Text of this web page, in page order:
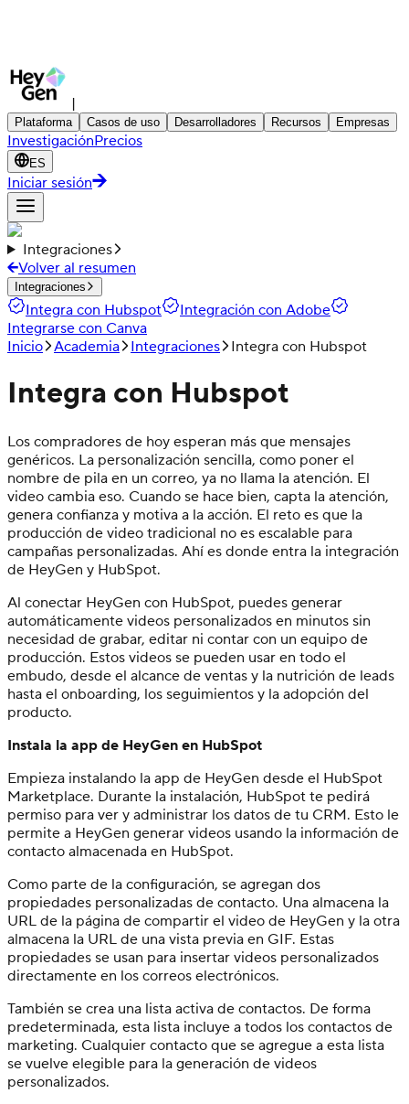
|
Plataforma Casos de uso Desarrolladores Recursos Empresas
InvestigaciónPrecios
ES
Iniciar sesión
Integraciones
Volver al resumen
Integraciones
Integra con Hubspot
Integración con Adobe
Integrarse con Canva
Inicio Academia Integraciones Integra con Hubspot
Integra con Hubspot
Los compradores de hoy esperan más que mensajes
genéricos. La personalización sencilla, como poner el
nombre de pila en un correo, ya no llama la atención. El
video cambia eso. Cuando se hace bien, capta la atención,
genera confianza y motiva a la acción. El reto es que la
producción de video tradicional no es escalable para
campañas personalizadas. Ahí es donde entra la integración
de HeyGen y HubSpot.
Al conectar HeyGen con HubSpot, puedes generar
automáticamente videos personalizados en minutos sin
necesidad de grabar, editar ni contar con un equipo de
producción. Estos videos se pueden usar en todo el
embudo, desde el alcance de ventas y la nutrición de leads
hasta el onboarding, los seguimientos y la adopción del
producto.
Instala la app de HeyGen en HubSpot
Empieza instalando la app de HeyGen desde el HubSpot
Marketplace. Durante la instalación, HubSpot te pedirá
permiso para ver y administrar los datos de tu CRM. Esto le
permite a HeyGen generar videos usando la información de
contacto almacenada en HubSpot.
Como parte de la configuración, se agregan dos
propiedades personalizadas de contacto. Una almacena la
URL de la página de compartir el video de HeyGen y la otra
almacena la URL de una vista previa en GIF. Estas
propiedades se usan para insertar videos personalizados
directamente en los correos electrónicos.
También se crea una lista activa de contactos. De forma
predeterminada, esta lista incluye a todos los contactos de
marketing. Cualquier contacto que se agregue a esta lista
se vuelve elegible para la generación de videos
personalizados.